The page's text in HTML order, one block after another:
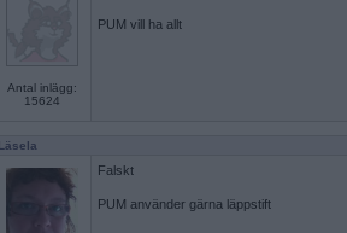
Antal inlägg:
15624
PUM vill ha allt
Läsela
Falskt
PUM använder gärna läppstift